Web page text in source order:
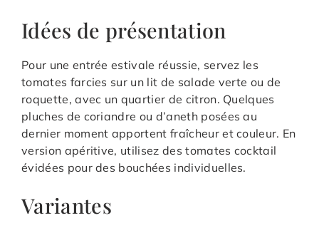
Idées de présentation
Pour une entrée estivale réussie, servez les
tomates farcies sur un lit de salade verte ou de
roquette, avec un quartier de citron. Quelques
pluches de coriandre ou d’aneth posées au
dernier moment apportent fraîcheur et couleur. En
version apéritive, utilisez des tomates cocktail
évidées pour des bouchées individuelles.
Variantes